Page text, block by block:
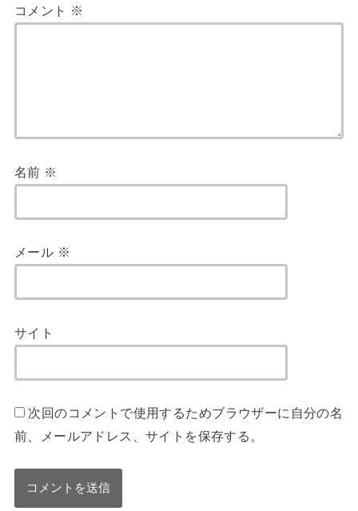
コメント ※
名前 ※
メール ※
サイト
次回のコメントで使用するためブラウザーに自分の名
前、メールアドレス、サイトを保存する。